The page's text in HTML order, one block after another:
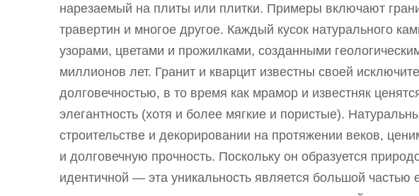
нарезаемый на плиты или плитки. Примеры включают
травертин и многое другое. Каждый кусок натурального
узорами, цветами и прожилками, созданными
миллионов лет. Гранит и кварцит известны своей
долговечностью, в то время как мрамор и известняк
элегантность (хотя и более мягкие и пористые).
строительстве и декорировании на протяжении веков,
и долговечную прочность. Поскольку он образуется
идентичной — эта уникальность является большой частью